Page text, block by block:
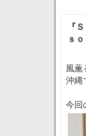
『
ｓ
風薫
沖縄
今回